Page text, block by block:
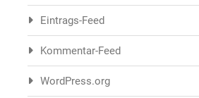
Eintrags-Feed
Kommentar-Feed
WordPress.org